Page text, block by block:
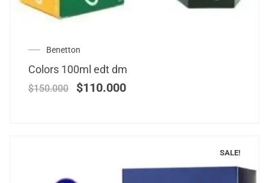
Benetton
Colors 100ml edt dm
$150.000 $110.000
SALE!